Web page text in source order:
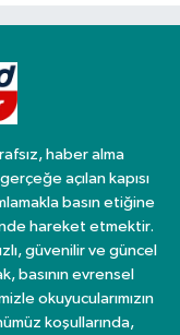
haber alma
açılan kapısı
basın etiğine
hareket etmektir.
güvenilir ve güncel
basının evrensel
okuyucularımızın
koşullarında,